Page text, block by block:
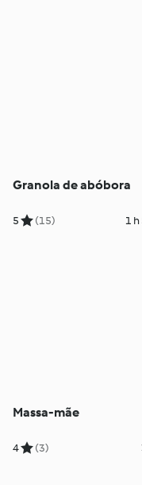
Granola de abóbora
5 (15) 1
Massa-mãe
4 (3)